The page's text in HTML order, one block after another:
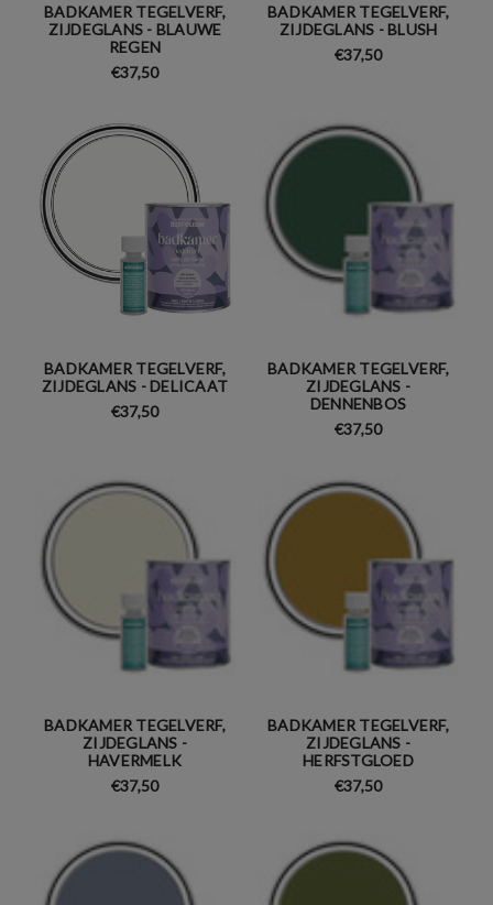
BADKAMER TEGELVERF,
ZIJDEGLANS - BLAUWE
REGEN
€37,50
BADKAMER TEGELVERF,
ZIJDEGLANS - BLUSH
€37,50
BADKAMER TEGELVERF,
ZIJDEGLANS - DELICAAT
€37,50
BADKAMER TEGELVERF,
ZIJDEGLANS -
DENNENBOS
€37,50
BADKAMER TEGELVERF,
ZIJDEGLANS -
HAVERMELK
€37,50
BADKAMER TEGELVERF,
ZIJDEGLANS -
HERFSTGLOED
€37,50